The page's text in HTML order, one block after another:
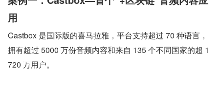
用
Castbox 是国际版的喜马拉雅，平台支持超过 70 种语言，
拥有超过 5000 万份音频内容和来自 135 个不同国家的超 1
720 万用户。